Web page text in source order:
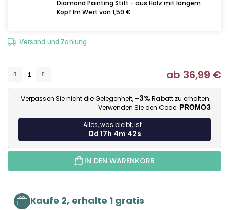
Diamond Painting Stift - aus Holz mit langem
Kopf Im Wert von 1,59 €
Versand und Zahlung
ab 36,99 €
Verpassen Sie nicht die Gelegenheit, -3% Rabatt zu erhalten.
Verwenden Sie den Code: PROMO3
Alles, was bleibt, ist...
0d 17h 4m 42s
IN DEN WARENKORB
Kaufe 2, erhalte 1 gratis